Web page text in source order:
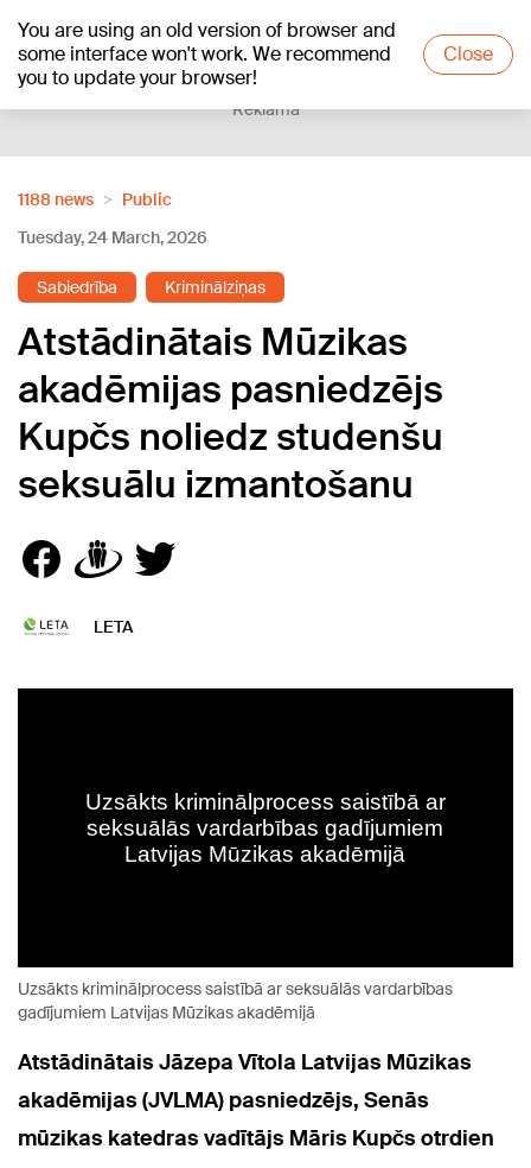
You are using an old version of browser and
some interface won't work. We recommend
you to update your browser!
Close
+26°C
Reklāma
1188 news
Public
Tuesday, 24 March, 2026
Sabiedrība Kriminālziņas
Atstādinātais Mūzikas
akadēmijas pasniedzējs
Kupčs noliedz studenšu
seksuālu izmantošanu
LETA
Uzsākts kriminālprocess saistībā ar seksuālās vardarbības
gadījumiem Latvijas Mūzikas akadēmijā
Atstādinātais Jāzepa Vītola Latvijas Mūzikas
akadēmijas (JVLMA) pasniedzējs, Senās
mūzikas katedras vadītājs Māris Kupčs otrdien